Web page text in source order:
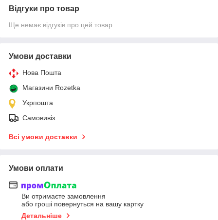
Відгуки про товар
Ще немає відгуків про цей товар
Умови доставки
Нова Пошта
Магазини Rozetka
Укрпошта
Самовивіз
Всі умови доставки
Умови оплати
Ви отримаєте замовлення
або гроші повернуться на вашу картку
Детальніше